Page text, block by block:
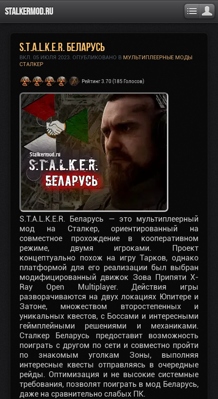
Stalkermod.ru
S.T.A.L.K.E.R. Беларусь
ВКЛ. 05 ИЮЛЯ 2023. ОПУБЛИКОВАНО В МУЛЬТИПЛЕЕРНЫЕ МОДЫ
СТАЛКЕР
Рейтинг 3.70 (185 Голосов)
S.T.A.L.K.E.R. Беларусь — это мультиплеерный
мод на Сталкер, ориентированный на
совместное прохождение в кооперативном
режиме, двумя игроками. Проект
концептуально похож на игру Тарков, однако
платформой для его реализации был выбран
модифицированный движок Зова Припяти X-
Ray Open Multiplayer. Действия игры
разворачиваются на двух локациях Юпитере и
Затоне, множеством второстепенных и
уникальных квестов, с Боссами и интересными
геймплейными решениями и механиками.
Сталкер Беларусь предоставит возможность
поиграть с другом по сети и совместно пройти
по знакомым уголкам Зоны, выполняя
интересные квесты отправляясь в очередные
рейды. Оптимизация и не высокие системные
требования, позволят поиграть в мод Беларусь,
даже на сравнительно слабых ПК.